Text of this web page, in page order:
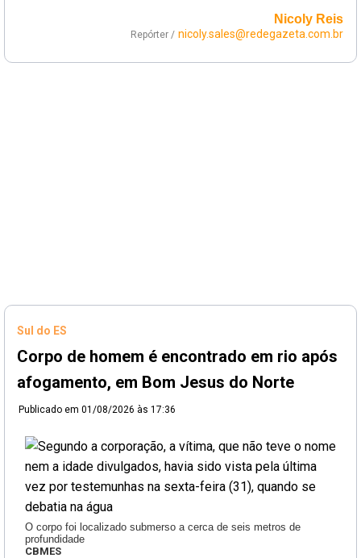
Nicoly Reis
Repórter / nicoly.sales@redegazeta.com.br
Sul do ES
Corpo de homem é encontrado em rio após
afogamento, em Bom Jesus do Norte
Publicado em 01/08/2026 às 17:36
O corpo foi localizado submerso a cerca de seis metros de
profundidade
CBMES